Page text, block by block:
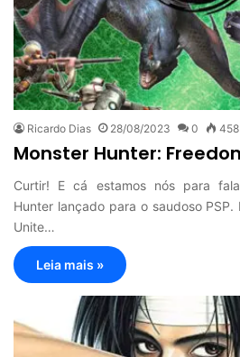
Ricardo Dias 28/08/2023 0 458
Monster Hunter:
Curtir! E cá estamos nós para
Hunter lançado para o saudoso PSP.
Unite…
Leia mais »